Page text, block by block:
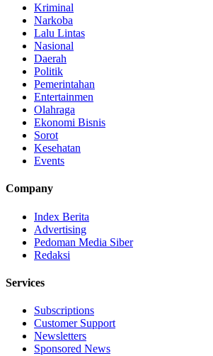
Kriminal
Narkoba
Lalu Lintas
Nasional
Daerah
Politik
Pemerintahan
Entertainmen
Olahraga
Ekonomi Bisnis
Sorot
Kesehatan
Events
Company
Index Berita
Advertising
Pedoman Media Siber
Redaksi
Services
Subscriptions
Customer Support
Newsletters
Sponsored News